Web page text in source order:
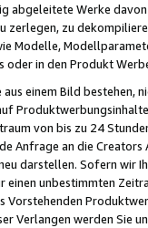
abgeleitete Werke
zu
Modelle,
oder in den Produkt
einem Bild bestehen,
von bis zu 24
Anfrage an die
darstellen. Sofern wir
unbestimmten
Vorstehenden
Verlangen werden Sie